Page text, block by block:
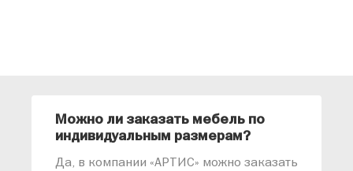
Можно ли заказать мебель по
индивидуальным размерам?
Да, в компании «АРТИС» можно заказать